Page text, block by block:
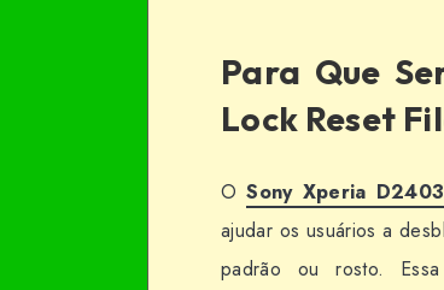
Para Que
Lock Reset
OSony Xperia
ajudar os usuários a
padrão ou rosto.